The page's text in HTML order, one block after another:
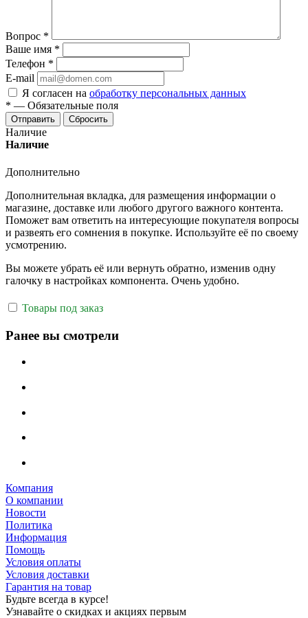
Вопрос *
Ваше имя *
Телефон *
E-mail
Я согласен на обработку персональных данных
* — Обязательные поля
Отправить Сбросить
Наличие
Наличие
Дополнительно
Дополнительная вкладка, для размещения информации о
магазине, доставке или любого другого важного контента.
Поможет вам ответить на интересующие покупателя вопросы
и развеять его сомнения в покупке. Используйте её по своему
усмотрению.
Вы можете убрать её или вернуть обратно, изменив одну
галочку в настройках компонента. Очень удобно.
Товары под заказ
Ранее вы смотрели
Компания
О компании
Новости
Политика
Информация
Помощь
Условия оплаты
Условия доставки
Гарантия на товар
Будьте всегда в курсе!
Узнавайте о скидках и акциях первым